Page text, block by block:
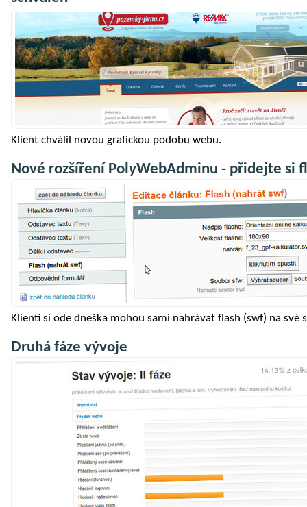
Klient chválil novou grafickou podobu webu.
Nové rozšíření PolyWebAdminu - přidejte si
Klienti si ode dneška mohou sami nahrávat flash (swf) na své
Druhá fáze vývoje